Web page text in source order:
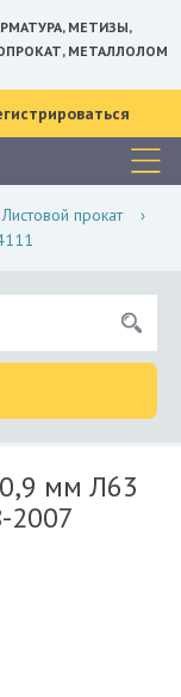
МЕТИЗЫ,
МЕТАЛЛОЛОМ
Листовой прокат
›
мм Л63
2007